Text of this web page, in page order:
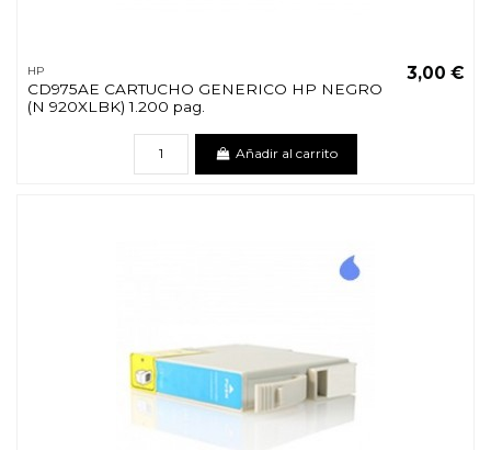
HP
CD975AE CARTUCHO GENERICO HP NEGRO
(N 920XLBK) 1.200 pag.
3,00 €
Añadir al carrito